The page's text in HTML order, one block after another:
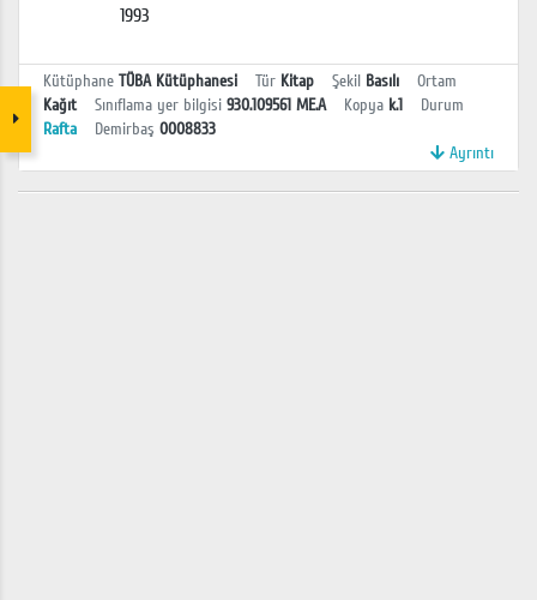
1993
Kütüphane TÜBA Kütüphanesi Tür Kitap Şekil Basılı
Ortam
Kağıt
Sınıflama yer bilgisi 930.109561 ME.A Kopya k.1
Durum
Rafta
Demirbaş 0008833
Ayrıntı